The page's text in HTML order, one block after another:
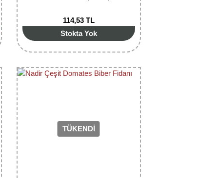
114,53 TL
Stokta Yok
TÜKENDİ